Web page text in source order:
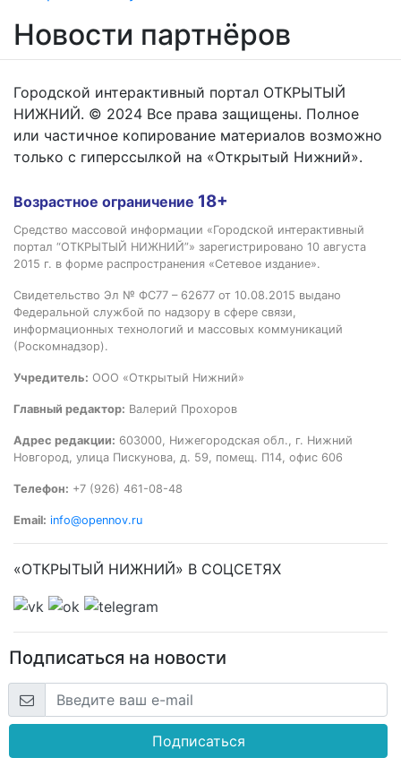
Новости партнёров
Городской интерактивный портал ОТКРЫТЫЙ
НИЖНИЙ. © 2024 Все права защищены. Полное
или частичное копирование материалов возможно
только с гиперссылкой на «Открытый Нижний».
Возрастное ограничение 18+
Средство массовой информации «Городской интерактивный
портал “ОТКРЫТЫЙ НИЖНИЙ”» зарегистрировано 10 августа
2015 г. в форме распространения «Сетевое издание».
Свидетельство Эл № ФС77 – 62677 от 10.08.2015 выдано
Федеральной службой по надзору в сфере связи,
информационных технологий и массовых коммуникаций
(Роскомнадзор).
Учредитель: ООО «Открытый Нижний»
Главный редактор: Валерий Прохоров
Адрес редакции: 603000, Нижегородская обл., г. Нижний
Новгород, улица Пискунова, д. 59, помещ. П14, офис 606
Телефон: +7 (926) 461-08-48
Email: info@opennov.ru
«ОТКРЫТЫЙ НИЖНИЙ» В СОЦСЕТЯХ
Подписаться на новости
Подписаться